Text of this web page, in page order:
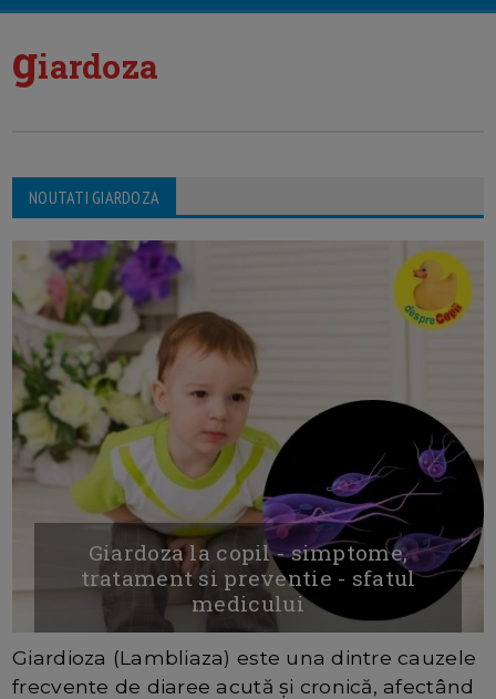
giardoza
NOUTATI GIARDOZA
Giardoza la copil - simptome,
tratament si preventie - sfatul
medicului
Giardioza (Lambliaza) este una dintre cauzele
frecvente de diaree acută și cronică, afectând